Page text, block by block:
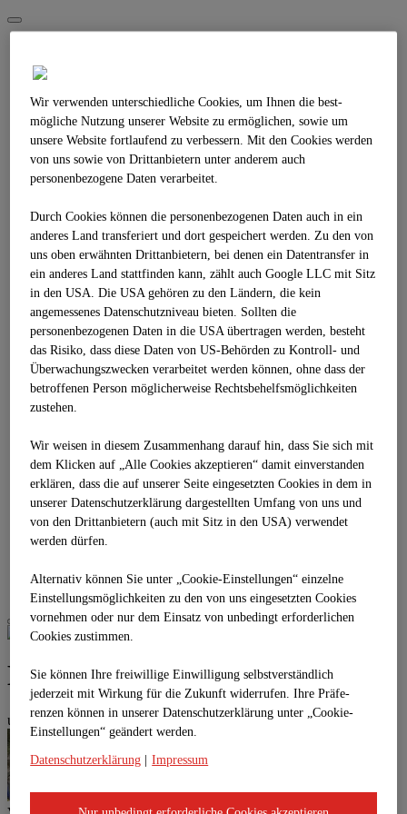
Toggle
Business Compliance
Standorte
Ansprechpersonen
SPÜLBOHRTECHNIK
Übersicht
Schematische Darstellung
Gerätetechnik
Baustellenberichte
PE-Schweißen
Heizwendelschweißen
Heizelement-Muffenschweissung
Heizelement-Stumpfschweissung
PRESSBOHRTECHNIK
Übersicht
Verfahrensbeschreibung (Technik)
Schneckenbohrung
Pressgrube
Gerätetechnik
Übersicht
Verfahrensbeschreibung (Technik)
Baustellenberichte
BERSTLINING
RAMMTECHNIK
IMLOCHHAMMERTECHNIK
GEONEX
Baustellenbericht
Baustellenberichte
undefined
Wir verwenden unterschiedliche Cookies, um Ihnen die best­
mögliche Nutzung unserer Website zu ermöglichen, sowie um
unsere Website fortlaufend zu verbessern. Mit den Cookies werden
von uns sowie von Drittanbietern unter anderem auch
personenbezogene Daten verarbeitet.
Durch Cookies können die personenbezogenen Daten auch in ein
anderes Land transferiert und dort gespeichert werden. Zu den von
uns oben erwähnten Drittanbietern, bei denen ein Datentransfer in
ein anderes Land stattfinden kann, zählt auch Google LLC mit Sitz
in den USA. Die USA gehören zu den Ländern, die kein
angemessenes Datenschutzniveau bieten. Sollten die
personenbezogenen Daten in die USA übertragen werden, besteht
das Risiko, dass diese Daten von US-Behörden zu Kontroll- und
Überwachungszwecken verarbeitet werden können, ohne dass der
betroffenen Person möglicherweise Rechtsbehelfsmöglichkeiten
zustehen.
Wir weisen in diesem Zusammenhang darauf hin, dass Sie sich mit
dem Klicken auf „Alle Cookies akzeptieren“ damit ein­ver­standen
erklären, dass die auf unserer Seite eingesetzten Cookies in dem in
unserer Datenschutzerklärung dargestellten Umfang von uns und
von den Drittanbietern (auch mit Sitz in den USA) verwendet
werden dürfen.
Alternativ können Sie unter „Cookie-Einstellungen“ einzelne
Einstellungsmöglichkeiten zu den von uns eingesetzten Cookies
vornehmen oder nur dem Einsatz von unbedingt erforderlichen
Cookies zustimmen.
Sie können Ihre freiwillige Einwilligung selbstverständlich
jederzeit mit Wirkung für die Zukunft widerrufen. Ihre Prä­fe­
renzen können in unserer Datenschutzerklärung unter „Cookie-
Einstellungen“ geändert werden.
Datenschutzerklärung Impressum